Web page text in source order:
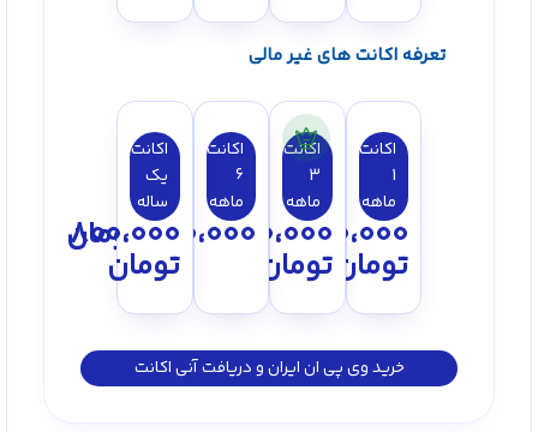
تعرفه اکانت های غیر مالی
اکانت
1
ماهه
150،000
تومان
اکانت
3
ماهه
250،000
تومان
اکانت
6
ماهه
450،000تومان
اکانت
یک
ساله
800،000
تومان
خرید وی پی ان ایران و دریافت آنی اکانت